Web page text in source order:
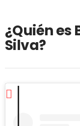
¿Quién es
Silva?